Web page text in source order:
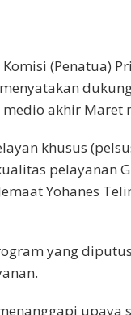
(Penatua)
medio akhir Maret
khusus
pelayanan
Yohanes
yang
upaya